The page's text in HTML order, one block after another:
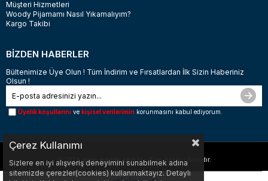
Müşteri Hizmetleri
Woody Pijamamı Nasıl Yıkamalıyım?
Kargo Takibi
BİZDEN HABERLER
Bültenimize Üye Olun ! Tüm İndirim ve Fırsatlardan İlk Sizin Haberiniz
Olsun !
Üyelik koşullarını ve kişisel verilerimin korunmasını kabul ediyorum.
© 2026 www.woody.com.tr - Tüm Hakları Saklıdır.
Çerez Kullanımı
Sizlere en iyi alışveriş deneyimini sunabilmek adına
sitemizde çerezler(cookies) kullanmaktayız. Detaylı